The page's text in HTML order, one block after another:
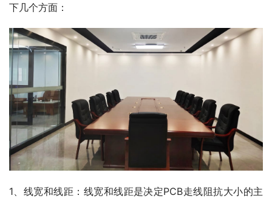
下几个方面：
1、线宽和线距：线宽和线距是决定PCB走线阻抗大小的主